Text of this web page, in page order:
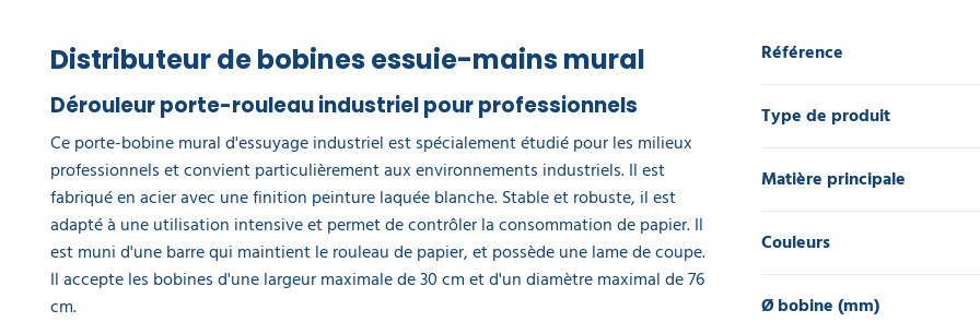
colis de 2
bobines
feuilles
44,80 €
l'unité
Distributeur de bobines essuie-mains mural
Dérouleur porte-rouleau industriel pour professionnels
Ce porte-bobine mural d'essuyage industriel est spécialement étudié pour les milieux
professionnels et convient particulièrement aux environnements industriels. Il est
fabriqué en acier avec une finition peinture laquée blanche. Stable et robuste, il est
adapté à une utilisation intensive et permet de contrôler la consommation de papier. Il
est muni d'une barre qui maintient le rouleau de papier, et possède une lame de coupe.
Il accepte les bobines d'une largeur maximale de 30 cm et d'un diamètre maximal de 76
cm.
Référence
Type de produit
Matière principale
Couleurs
Ø bobine (mm)